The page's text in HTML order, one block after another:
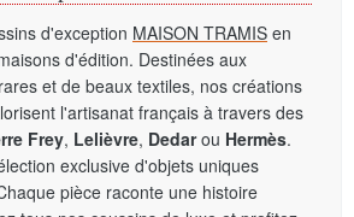
d'exception MAISON TRAMIS en
d'édition. Destinées aux
et de beaux textiles, nos créations
l'artisanat français à travers des
Frey, Lelièvre, Dedarou Hermès.
exclusive d'objets uniques
pièce raconte une histoire